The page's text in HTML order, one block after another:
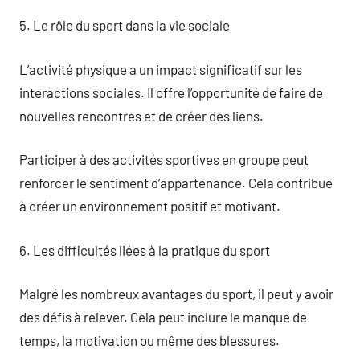
5. Le rôle du sport dans la vie sociale
L’activité physique a un impact significatif sur les
interactions sociales. Il offre l’opportunité de faire de
nouvelles rencontres et de créer des liens.
Participer à des activités sportives en groupe peut
renforcer le sentiment d’appartenance. Cela contribue
à créer un environnement positif et motivant.
6. Les difficultés liées à la pratique du sport
Malgré les nombreux avantages du sport, il peut y avoir
des défis à relever. Cela peut inclure le manque de
temps, la motivation ou même des blessures.